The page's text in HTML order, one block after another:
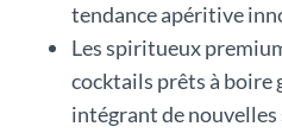
tendance apéritive
Les spiritueux
cocktails prêts à boire
intégrant de nouvelles